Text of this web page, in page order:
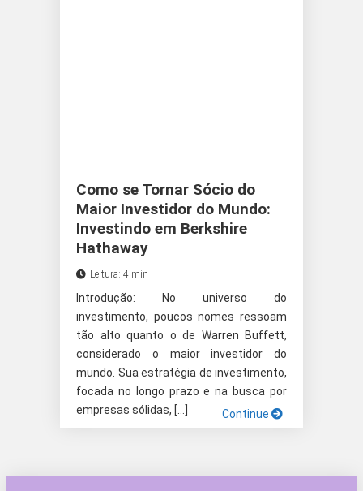
Como se Tornar Sócio do
Maior Investidor do Mundo:
Investindo em Berkshire
Hathaway
Leitura: 4 min
Introdução: No universo do
investimento, poucos nomes ressoam
tão alto quanto o de Warren Buffett,
considerado o maior investidor do
mundo. Sua estratégia de investimento,
focada no longo prazo e na busca por
empresas sólidas, […]
Continue